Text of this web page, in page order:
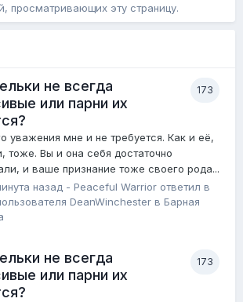
просматривающих эту страницу.
173
не всегда
или парни их
уважения мне и не требуется. Как и её,
тоже. Вы и она себя достаточно
и ваше признание тоже своего рода...
назад - Peaceful Warrior ответил в
DeanWinchester в Барная
173
не всегда
или парни их